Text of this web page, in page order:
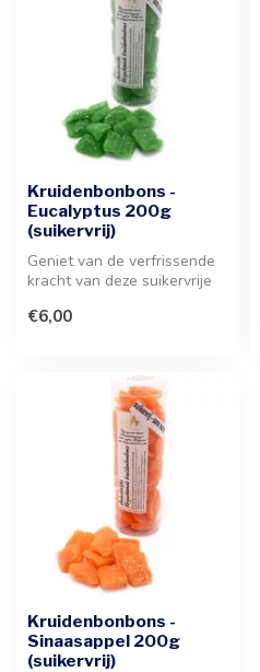
Kruidenbonbons -
Eucalyptus 200g
(suikervrij)
Geniet van de verfrissende
kracht van deze suikervrije
hoogwaardig...
€6,00
Kruidenbonbons -
Sinaasappel 200g
(suikervrij)